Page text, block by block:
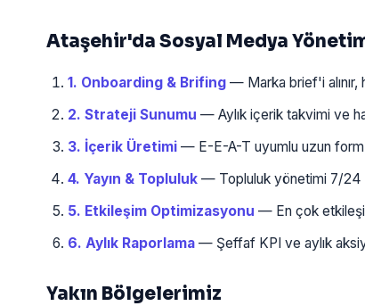
Ataşehir'da Sosyal Medya
1. Onboarding & Brifing — Marka brief'i
2. Strateji Sunumu — Aylık içerik takvimi ve
3. İçerik Üretimi — E-E-A-T uyumlu uzun form
4. Yayın & Topluluk — Topluluk yönetimi 7/24
5. Etkileşim Optimizasyonu — En çok
6. Aylık Raporlama — Şeffaf KPI ve aylık
Yakın Bölgelerimiz